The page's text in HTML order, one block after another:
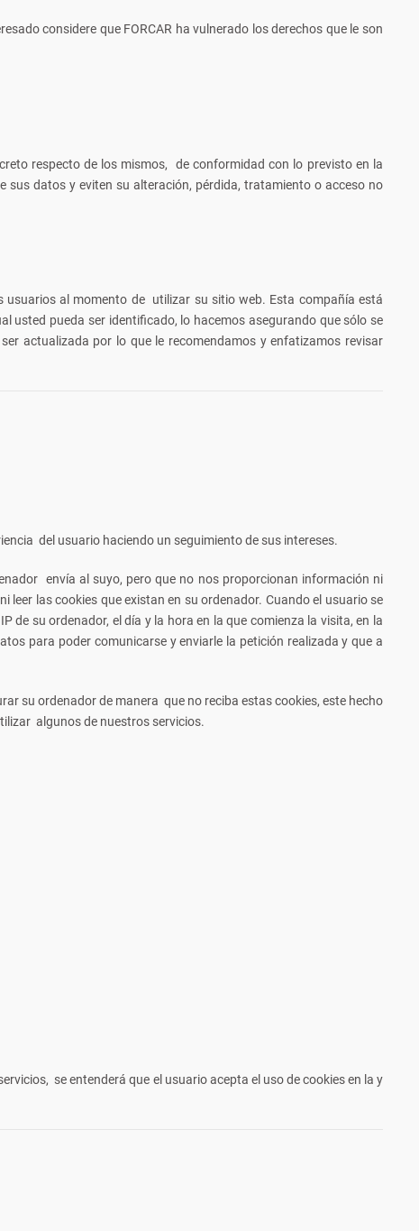
considere que FORCAR ha vulnerado los derechos que le son
respecto de los mismos, de conformidad con lo previsto en la
datos y eviten su alteración, pérdida, tratamiento o acceso no
usuarios al momento de utilizar su sitio web. Esta compañía está
usted pueda ser identificado, lo hacemos asegurando que sólo se
actualizada por lo que le recomendamos y enfatizamos revisar
del usuario haciendo un seguimiento de sus intereses.
envía al suyo, pero que no nos proporcionan información ni
las cookies que existan en su ordenador. Cuando el usuario se
de su ordenador, el día y la hora en la que comienza la visita, en la
para poder comunicarse y enviarle la petición realizada y que a
su ordenador de manera que no reciba estas cookies, este hecho
algunos de nuestros servicios.
se entenderá que el usuario acepta el uso de cookies en la y